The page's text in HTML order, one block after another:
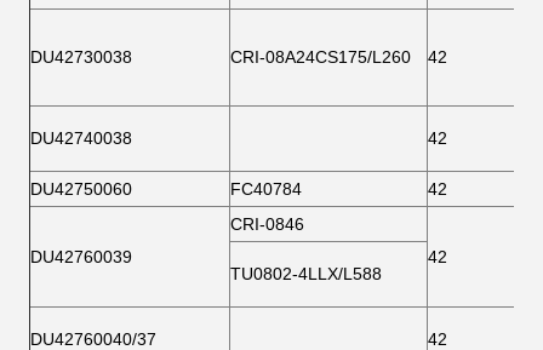
DU42730038 CRI-08A24CS175/L260 42
DU42740038 42
DU42750060 FC40784 42
DU42760039
CRI-0846
42
TU0802-4LLX/L588
DU42760040/37 42